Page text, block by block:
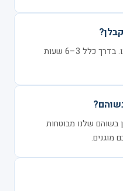
משך הזמן תלוי בגודל הנכס ומצבו. בדרך כלל 3–6 שעות
בשוהם שלנו מבוטחות
מוגנים.